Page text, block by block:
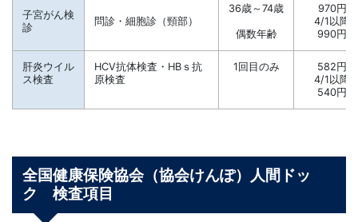
子宮がん検
診
問診・細胞診（頸部）
36歳～74歳
偶数年齢
970円
4/1以降
990円
肝炎ウイル
ス検査
HCV抗体検査・HBｓ抗
原検査
1回目のみ
582円
4/1以降
540円
全国健康保険協会（協会けんぽ）人間ドッ
ク 検査項目